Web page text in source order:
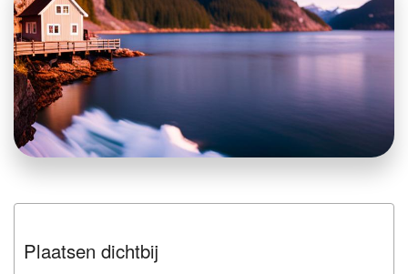
Plaatsen dichtbij